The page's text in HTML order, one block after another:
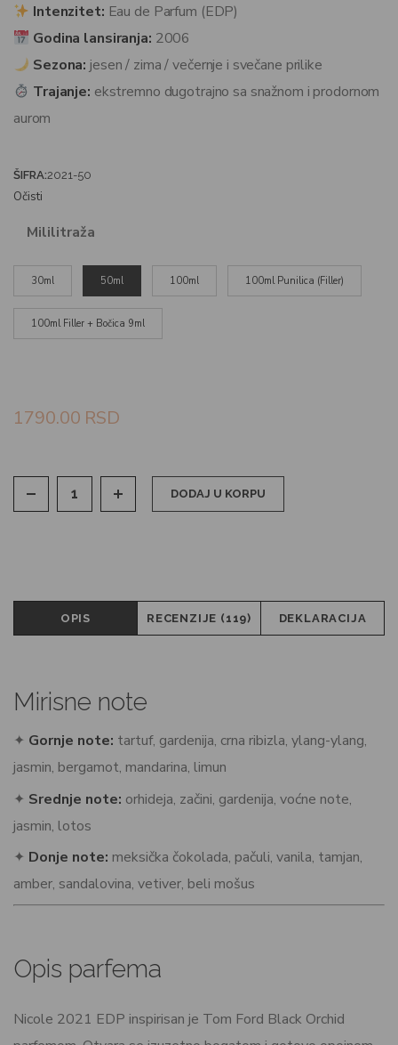
kupaca
Intenzitet: Eau de Parfum (EDP)
Godina lansiranja: 2006
Sezona: jesen / zima / večernje i svečane prilike
Trajanje: ekstremno dugotrajno sa snažnom i prodornom
aurom
ŠIFRA:2021-50
Mililitraža
30ml 50ml 100ml 100ml Punilica (Filler)
100ml Filler + Bočica 9ml
Očisti
1790.00 RSD
DODAJ U KORPU
OPIS RECENZIJE (119) DEKLARACIJA
Mirisne note
✦ Gornje note: tartuf, gardenija, crna ribizla, ylang-ylang,
jasmin, bergamot, mandarina, limun
✦ Srednje note: orhideja, začini, gardenija, voćne note,
jasmin, lotos
✦ Donje note: meksička čokolada, pačuli, vanila, tamjan,
amber, sandalovina, vetiver, beli mošus
Opis parfema
Nicole 2021 EDP inspirisan je Tom Ford Black Orchid